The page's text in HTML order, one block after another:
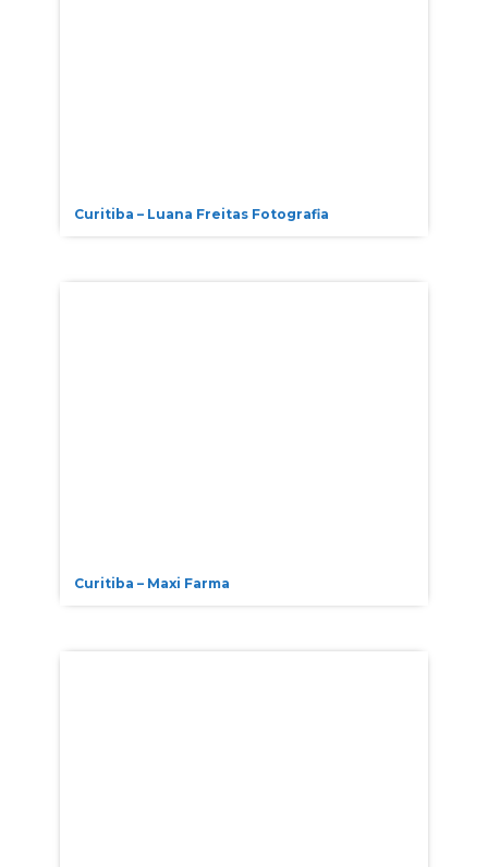
Curitiba – Luana Freitas Fotografia
Curitiba – Maxi Farma